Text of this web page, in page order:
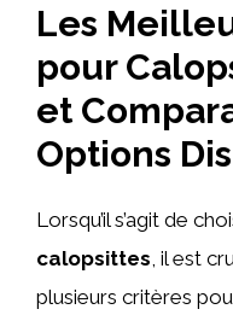
Les
pour
et
Options
Lorsqu’il s’agit de
calopsittes , il est
plusieurs critères